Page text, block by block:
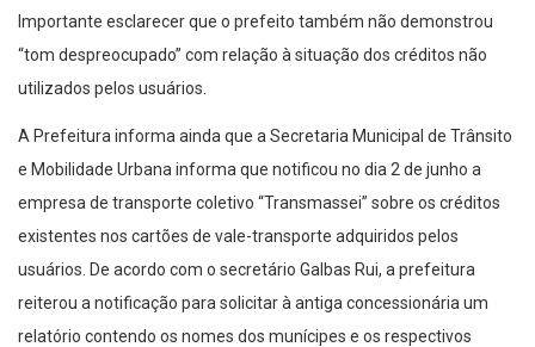
Importante esclarecer que o prefeito também não demonstrou
“tom despreocupado” com relação à situação dos créditos não
utilizados pelos usuários.
A Prefeitura informa ainda que a Secretaria Municipal de Trânsito
e Mobilidade Urbana informa que notificou no dia 2 de junho a
empresa de transporte coletivo “Transmassei” sobre os créditos
existentes nos cartões de vale-transporte adquiridos pelos
usuários. De acordo com o secretário Galbas Rui, a prefeitura
reiterou a notificação para solicitar à antiga concessionária um
relatório contendo os nomes dos munícipes e os respectivos